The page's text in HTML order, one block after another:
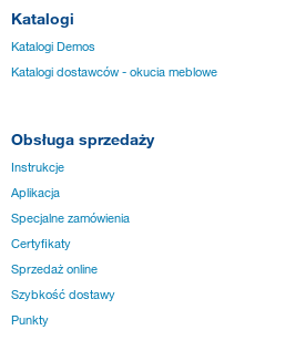
Katalogi
Katalogi Demos
Katalogi dostawców - okucia meblowe
Obsługa sprzedaży
Instrukcje
Aplikacja
Specjalne zamówienia
Certyfikaty
Sprzedaż online
Szybkość dostawy
Punkty